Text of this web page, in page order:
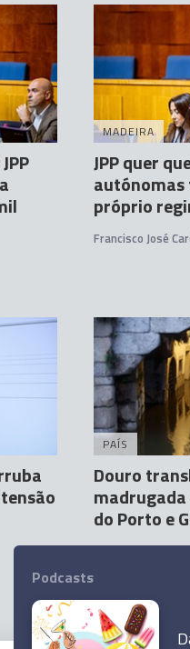
MADEIRA
JPP quer
autónomas
próprio
Francisco José
PAÍS
Douro
do Porto e
Agência Lusa 6
Podcasts